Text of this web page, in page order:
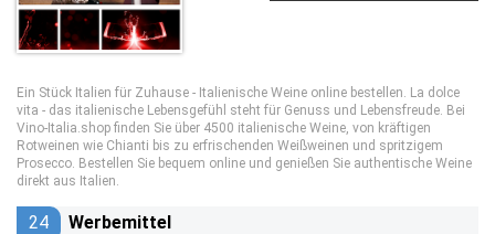
Ein Stück Italien für Zuhause - Italienische Weine online bestellen. La dolce
vita - das italienische Lebensgefühl steht für Genuss und Lebensfreude. Bei
Vino-Italia.shop finden Sie über 4500 italienische Weine, von kräftigen
Rotweinen wie Chianti bis zu erfrischenden Weißweinen und spritzigem
Prosecco. Bestellen Sie bequem online und genießen Sie authentische Weine
direkt aus Italien.
24 Werbemittel